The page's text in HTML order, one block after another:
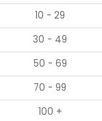
10 - 29
30 - 49
50 - 69
70 - 99
100 +